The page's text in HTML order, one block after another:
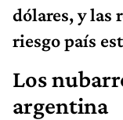
dólares, y las
riesgo país
Los
argentina